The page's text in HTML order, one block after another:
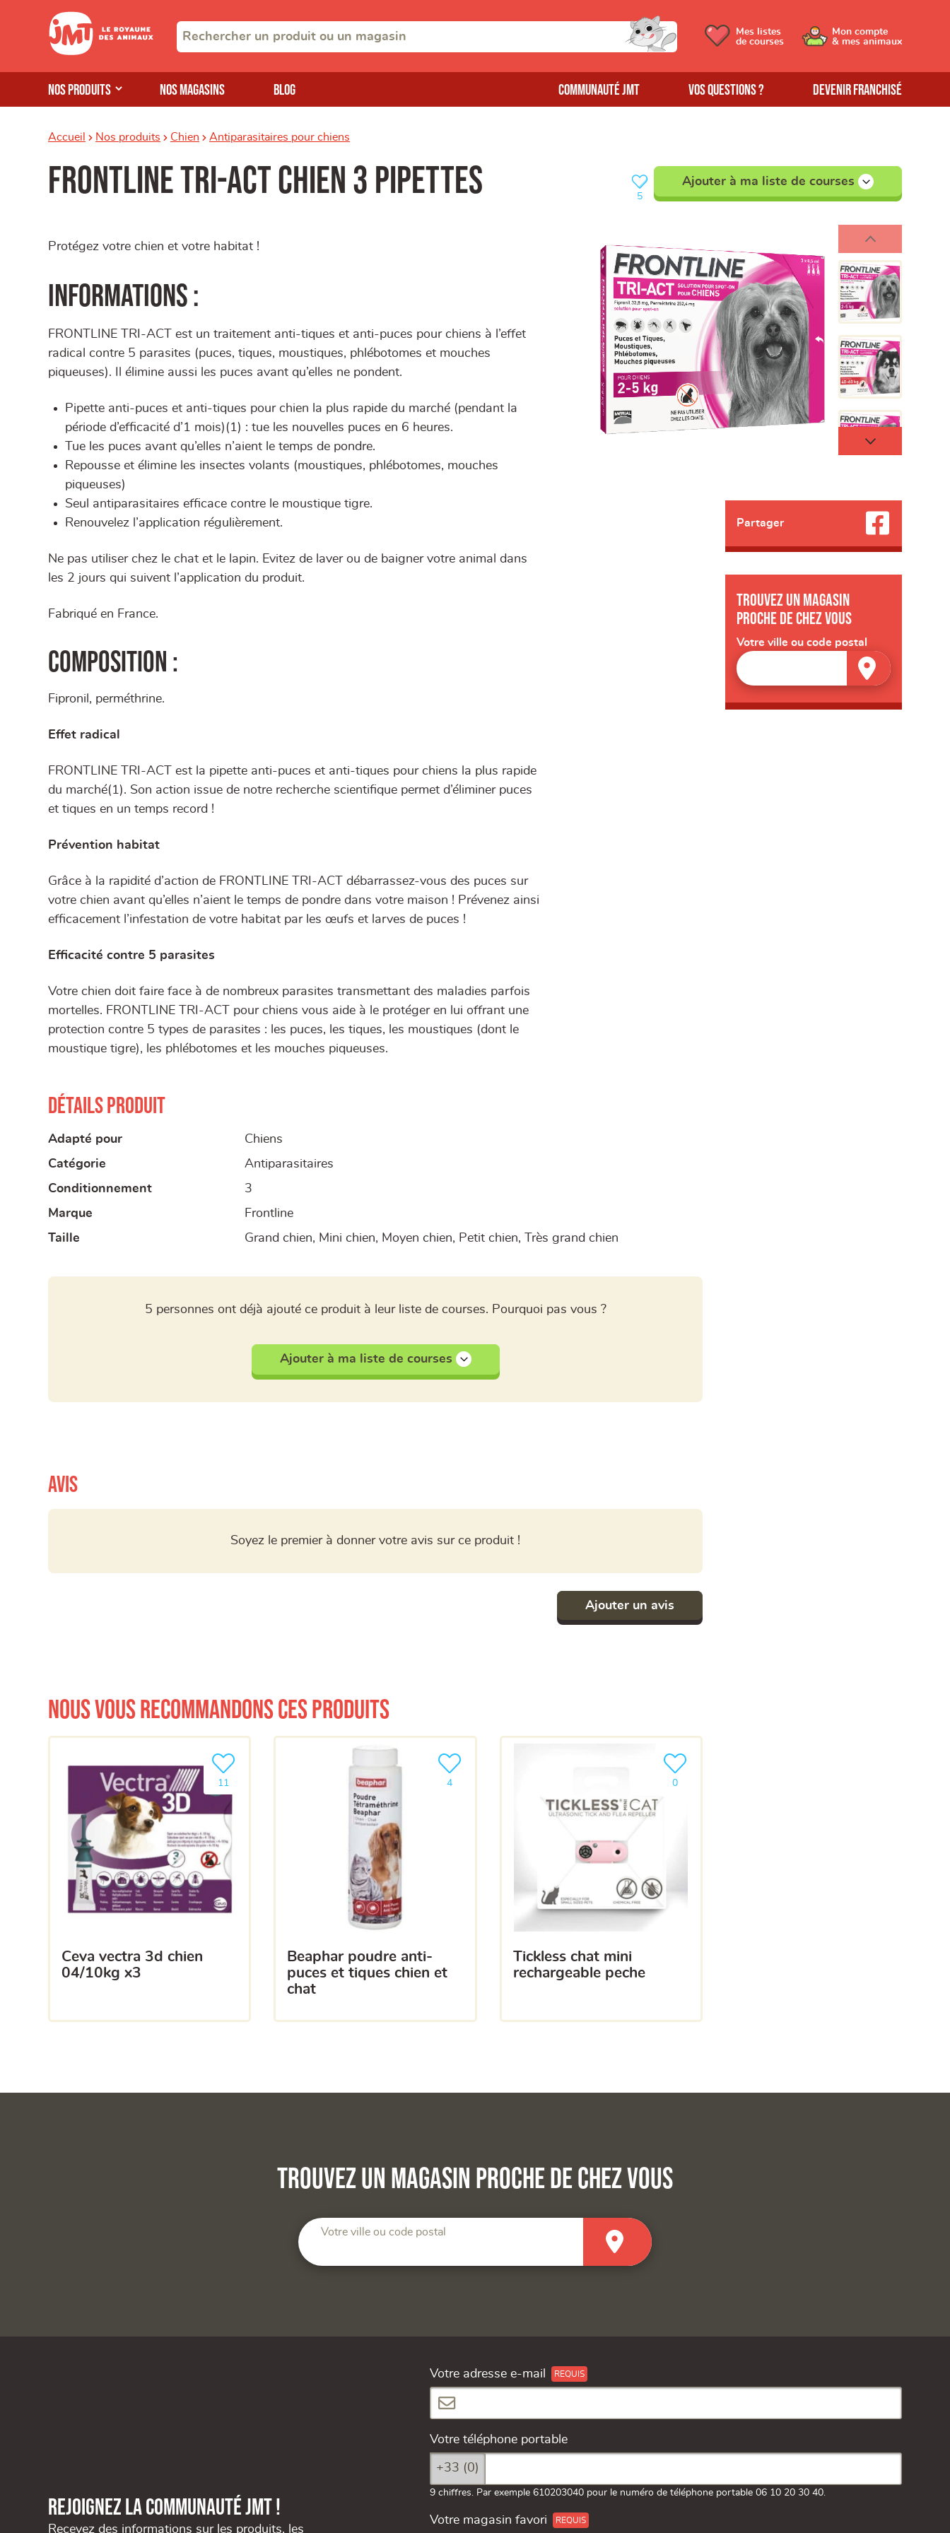
Nos produits Nos magasins Blog Communauté JMT Vos questions ? Devenir franchisé
Mes listes
de courses
Mon compte
& mes animaux
Accueil Nos produits Chien Antiparasitaires pour chiens
FRONTLINE Tri-Act Chien 3 Pipettes 5
Ajouter à ma liste de courses
Protégez votre chien et votre habitat !
Informations :
FRONTLINE TRI-ACT est un traitement anti-tiques et anti-puces pour chiens à l’effet
radical contre 5 parasites (puces, tiques, moustiques, phlébotomes et mouches
piqueuses). Il élimine aussi les puces avant qu’elles ne pondent.
Pipette anti-puces et anti-tiques pour chien la plus rapide du marché (pendant la
période d’efficacité d’1 mois)(1) : tue les nouvelles puces en 6 heures.
Tue les puces avant qu’elles n’aient le temps de pondre.
Repousse et élimine les insectes volants (moustiques, phlébotomes, mouches
piqueuses)
Seul antiparasitaires efficace contre le moustique tigre.
Renouvelez l’application régulièrement.
Ne pas utiliser chez le chat et le lapin. Evitez de laver ou de baigner votre animal dans
les 2 jours qui suivent l’application du produit.
Fabriqué en France.
Composition :
Fipronil, perméthrine.
Effet radical
FRONTLINE TRI-ACT est la pipette anti-puces et anti-tiques pour chiens la plus rapide
du marché(1). Son action issue de notre recherche scientifique permet d’éliminer puces
et tiques en un temps record !
Prévention habitat
Grâce à la rapidité d’action de FRONTLINE TRI-ACT débarrassez-vous des puces sur
votre chien avant qu’elles n’aient le temps de pondre dans votre maison ! Prévenez ainsi
efficacement l’infestation de votre habitat par les œufs et larves de puces !
Efficacité contre 5 parasites
Votre chien doit faire face à de nombreux parasites transmettant des maladies parfois
mortelles. FRONTLINE TRI-ACT pour chiens vous aide à le protéger en lui offrant une
protection contre 5 types de parasites : les puces, les tiques, les moustiques (dont le
moustique tigre), les phlébotomes et les mouches piqueuses.
Détails produit
Adapté pour
Chiens
Catégorie
Antiparasitaires
Conditionnement
3
Marque
Frontline
Taille
Grand chien, Mini chien, Moyen chien, Petit chien, Très grand chien
5 personnes ont déjà ajouté ce produit à leur liste de courses. Pourquoi pas vous ?
Ajouter à ma liste de courses
Avis
Soyez le premier à donner votre avis sur ce produit !
Ajouter un avis
Nous vous recommandons ces produits
ceva vectra 3d chien
04/10kg x3
11
Ajouter le produit à ma liste
beaphar poudre anti-
puces et tiques chien et
chat
4
Ajouter le produit à ma liste
tickless chat mini
rechargeable peche
0
Ajouter le produit à ma liste
Partager
Trouvez un magasin
proche de chez vous
Votre ville ou code postal
Trouvez un magasin proche de chez vous
Votre ville ou code postal
Rejoignez la communauté JMT !
Recevez des informations sur les produits, les
Votre adresse e-mail
Votre téléphone portable
+33 (0)
9 chiffres. Par exemple 610203040 pour le numéro de téléphone portable 06 10 20 30 40.
Votre magasin favori